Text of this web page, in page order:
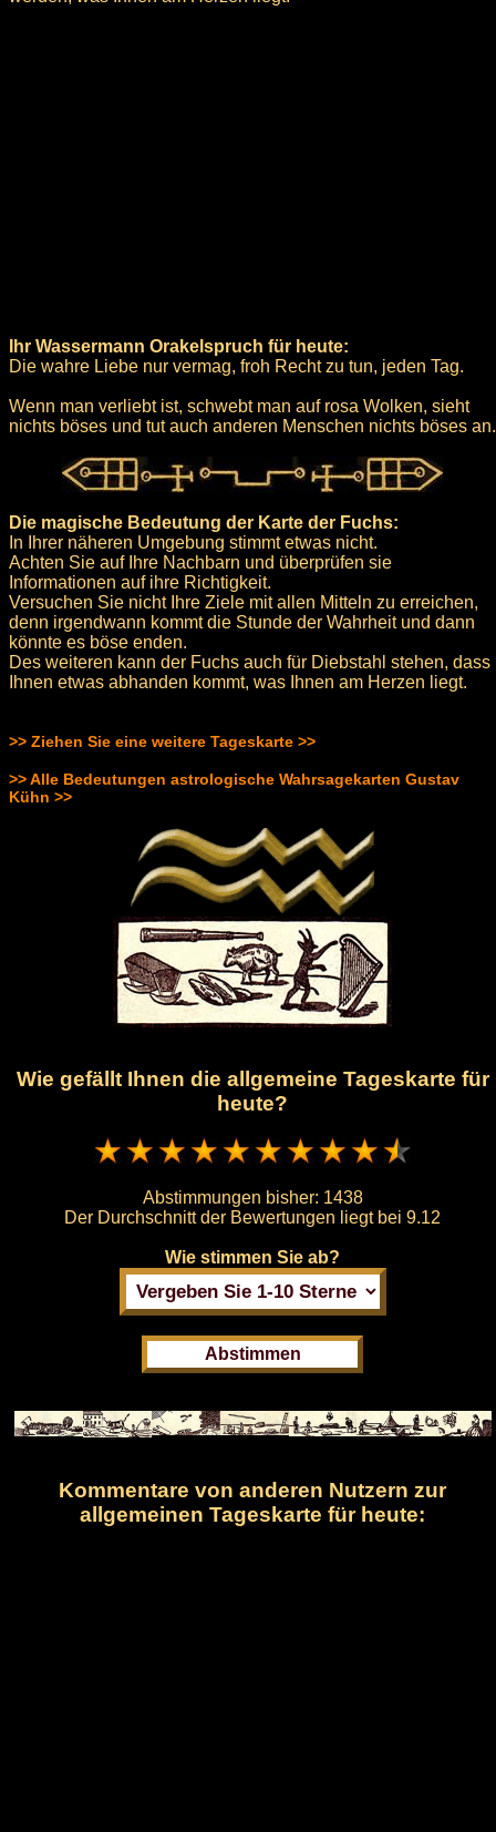
Ihr Wassermann Orakelspruch für heute:
Die wahre Liebe nur vermag, froh Recht zu tun, jeden Tag.
Wenn man verliebt ist, schwebt man auf rosa Wolken, sieht
nichts böses und tut auch anderen Menschen nichts böses an.
Die magische Bedeutung der Karte der Fuchs:
In Ihrer näheren Umgebung stimmt etwas nicht.
Achten Sie auf Ihre Nachbarn und überprüfen sie
Informationen auf ihre Richtigkeit.
Versuchen Sie nicht Ihre Ziele mit allen Mitteln zu erreichen,
denn irgendwann kommt die Stunde der Wahrheit und dann
könnte es böse enden.
Des weiteren kann der Fuchs auch für Diebstahl stehen, dass
Ihnen etwas abhanden kommt, was Ihnen am Herzen liegt.
>> Ziehen Sie eine weitere Tageskarte >>
>> Alle Bedeutungen astrologische Wahrsagekarten Gustav
Kühn >>
Wie gefällt Ihnen die allgemeine Tageskarte für
heute?
Abstimmungen bisher: 1438
Der Durchschnitt der Bewertungen liegt bei 9.12
Wie stimmen Sie ab?
Kommentare von anderen Nutzern zur
allgemeinen Tageskarte für heute: